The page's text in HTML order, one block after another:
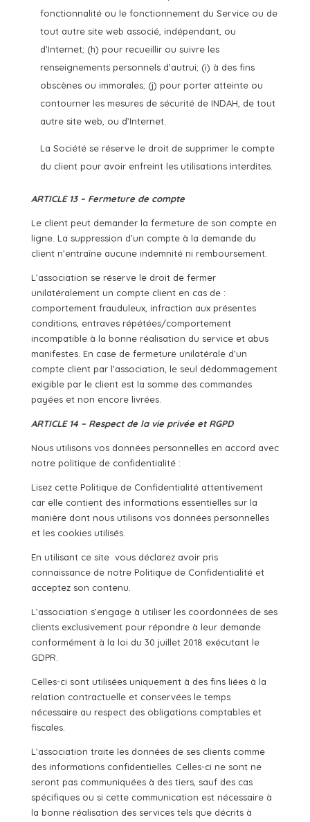
fonctionnalité ou le fonctionnement du Service ou de
tout autre site web associé, indépendant, ou
d’Internet; (h) pour recueillir ou suivre les
renseignements personnels d’autrui; (i) à des fins
obscènes ou immorales; (j) pour porter atteinte ou
contourner les mesures de sécurité de INDAH, de tout
autre site web, ou d’Internet.
La Société se réserve le droit de supprimer le compte
du client pour avoir enfreint les utilisations interdites.
ARTICLE 13 – Fermeture de compte
Le client peut demander la fermeture de son compte en
ligne. La suppression d’un compte à la demande du
client n’entraîne aucune indemnité ni remboursement.
L’association se réserve le droit de fermer
unilatéralement un compte client en cas de :
comportement frauduleux, infraction aux présentes
conditions, entraves répétées/comportement
incompatible à la bonne réalisation du service et abus
manifestes. En case de fermeture unilatérale d’un
compte client par l’association, le seul dédommagement
exigible par le client est la somme des commandes
payées et non encore livrées.
ARTICLE 14 – Respect de la vie privée et RGPD
Nous utilisons vos données personnelles en accord avec
notre politique de confidentialité :
Lisez cette Politique de Confidentialité attentivement
car elle contient des informations essentielles sur la
manière dont nous utilisons vos données personnelles
et les cookies utilisés.
En utilisant ce site vous déclarez avoir pris
connaissance de notre Politique de Confidentialité et
acceptez son contenu.
L’association s’engage à utiliser les coordonnées de ses
clients exclusivement pour répondre à leur demande
conformément à la loi du 30 juillet 2018 exécutant le
GDPR.
Celles-ci sont utilisées uniquement à des fins liées à la
relation contractuelle et conservées le temps
nécessaire au respect des obligations comptables et
fiscales.
L’association traite les données de ses clients comme
des informations confidentielles. Celles-ci ne sont ne
seront pas communiquées à des tiers, sauf des cas
spécifiques ou si cette communication est nécessaire à
la bonne réalisation des services tels que décrits à